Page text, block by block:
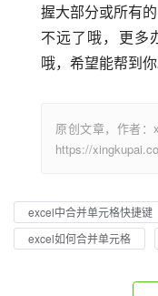
握大部分或所有
不远了哦，更多
哦，希望能帮到你
原创文章，作者：
https://
excel中合并单元格快捷键
excel如何合并单元格